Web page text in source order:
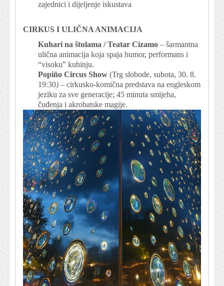
zajednici i dijeljenje iskustava
CIRKUS I ULIČNA ANIMACIJA
Kuhari na štulama / Teatar Cizamo – šarmantna
ulična animacija koja spaja humor, performans i
“visoku” kuhinju.
Popiño Circus Show (Trg slobode, subota, 30. 8.
19:30) – cirkusko-komična predstava na engleskom
jeziku za sve generacije; 45 minuta smijeha,
čuđenja i akrobatske magije.